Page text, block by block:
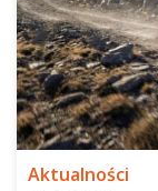
Aktualności